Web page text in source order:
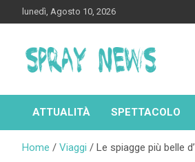
to
lunedì, Agosto 10, 2026
Spraynews.it
ATTUALITÀ SPETTACOLO
Home Viaggi Le spiagge più belle